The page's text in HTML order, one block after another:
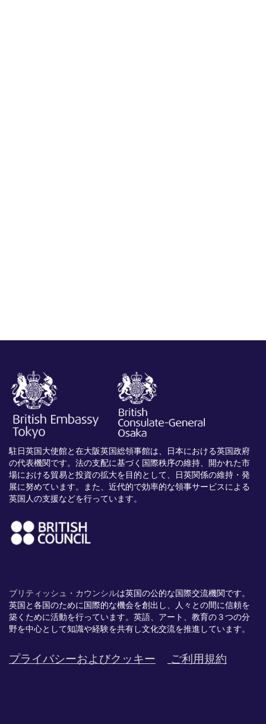
駐日英国大使館と在大阪英国総領事館は、日本における英国政府
の代表機関です。法の支配に基づく国際秩序の維持、開かれた市
場における貿易と投資の拡大を目的として、日英関係の維持・発
展に努めています。また、近代的で効率的な領事サービスによる
英国人の支援などを行っています。
ブリティッシュ・カウンシルは英国の公的な国際交流機関です。
英国と各国のために国際的な機会を創出し、
人々との間に信頼を
築くために活動を行っています。英語、 アート、 教育の３つの分
野を中心として知識や経験を共有し文化交流を推進 しています。
プライバシーおよびクッキー ご利用規約